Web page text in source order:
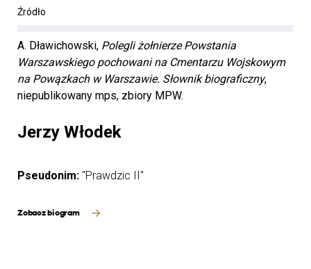
Źródło
A. Dławichowski, Polegli żołnierze Powstania
Warszawskiego pochowani na Cmentarzu Wojskowym
na Powązkach w Warszawie. Słownik biograficzny,
niepublikowany mps, zbiory MPW.
Jerzy Włodek
Pseudonim: "Prawdzic II"
Zobacz biogram